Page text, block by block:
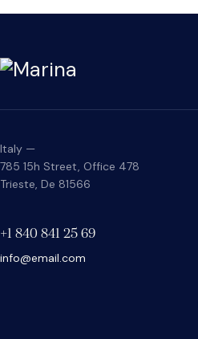
Italy —
785 15h Street, Office 478
Trieste, De 81566
+1 840 841 25 69
info@email.com